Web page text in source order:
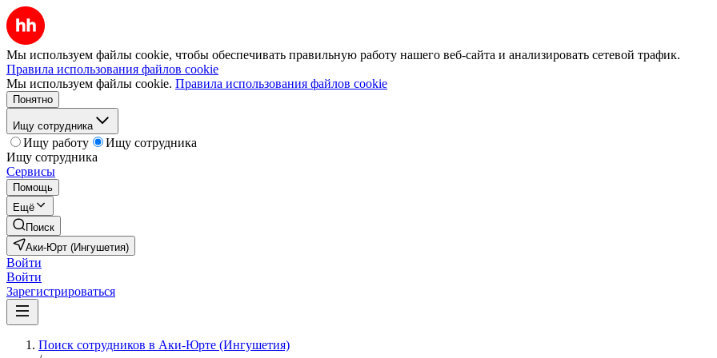
Мы используем файлы cookie, чтобы обеспечивать правильную работу нашего веб-сайта и анализировать сетевой трафик.
Правила использования файлов cookie
Мы используем файлы cookie. Правила использования файлов cookie
Понятно
Ищу сотрудника
Ищу работу
Ищу сотрудника
Ищу сотрудника
Сервисы
Помощь
Ещё
Поиск
Аки-Юрт (Ингушетия)
Войти
Войти
Зарегистрироваться
Поиск сотрудников в Аки-Юрте (Ингушетия)